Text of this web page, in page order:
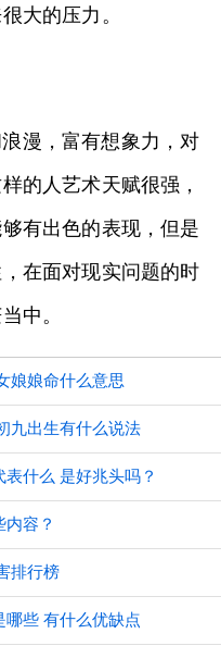
大的压力。
漫，富有想象力，对
的人艺术天赋很强，
有出色的表现，但是
在面对现实问题的时
中。
娘娘命什么意思
九出生有什么说法
什么 是好兆头吗？
容？
排行榜
些 有什么优缺点